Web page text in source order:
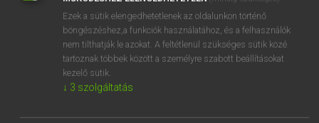
TANULÓKNAK
OKTATÁSI INTÉZMÉNYEKNEK
VÁLLALATI MEGOLDÁSOK
RÓLUNK
Ezek a sütik elengedhetetlenek az oldalunkon történő
böngészéshez,a funkciók használatához, és a felhasználók
nem tilthatják le azokat. A feltétlenül szükséges sütik közé
tartoznak többek között a személyre szabott beállításokat
kezelő sütik.
↓ 3 szolgáltatás